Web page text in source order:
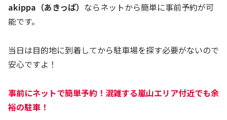
akippa（あきっぱ） ならネットから簡単に事前予約が可
能です。
当日は目的地に到着してから駐車場を探す必要がないので
安心ですよ！
事前にネットで簡単予約！混雑する嵐山エリア付近でも余
裕の駐車！